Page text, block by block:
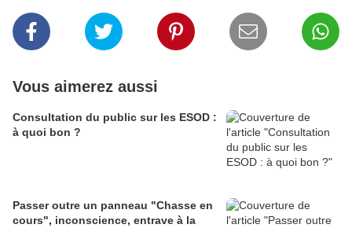
Vous aimerez aussi
Consultation du public sur les ESOD :
à quoi bon ?
Passer outre un panneau "Chasse en
cours", inconscience, entrave à la